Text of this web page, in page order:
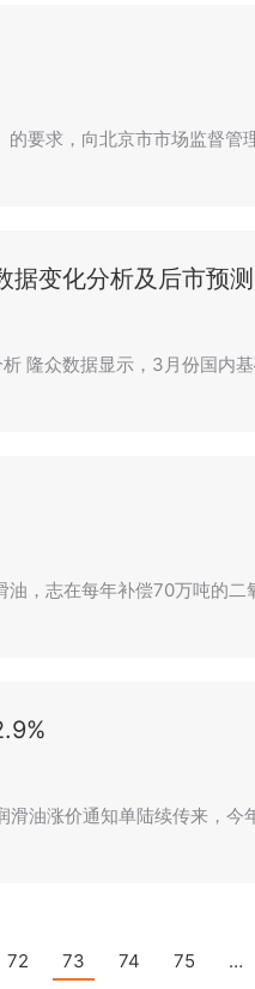
要求，向北京市市场监督
变化分析及后市预测
隆众数据显示，3月份国内
，志在每年补偿70万吨的
油涨价通知单陆续传来，
72 73 74 75 …